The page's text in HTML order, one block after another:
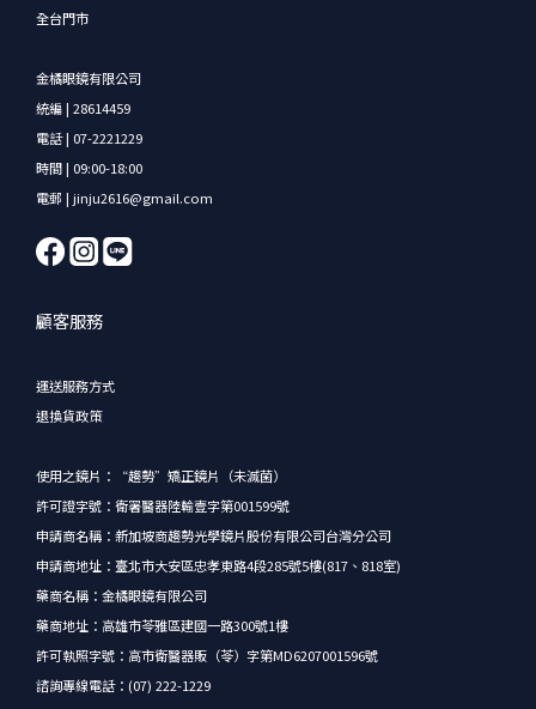
全台門市
金橘眼鏡有限公司
統編 | 28614459
電話 | 07-2221229
時間 | 09:00-18:00
電郵 | jinju2616@gmail.com
顧客服務
運送服務方式
退換貨政策
使用之鏡片：“趨勢”矯正鏡片（未滅菌）
許可證字號：衛署醫器陸輸壹字第001599號
申請商名稱：新加坡商趨勢光學鏡片股份有限公司台灣分公司
申請商地址：臺北市大安區忠孝東路4段285號5樓(817、818室)
藥商名稱：金橘眼鏡有限公司
藥商地址：高雄市苓雅區建國一路300號1樓
許可執照字號：高市衛醫器販（苓）字第MD6207001596號
諮詢專線電話：(07) 222-1229